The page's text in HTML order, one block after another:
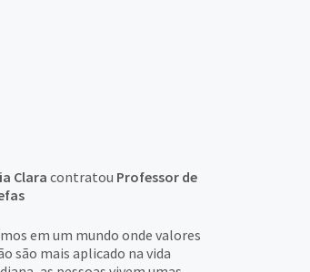
Clara contratou Professor de
em um mundo onde valores
são mais aplicado na vida